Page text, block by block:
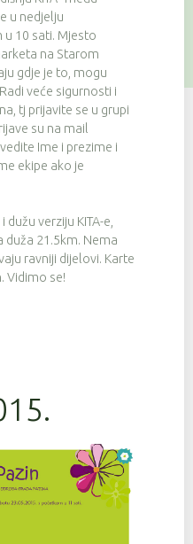
u nedjelju
u 10 sati. Mjesto
na Starom
gdje je to, mogu
veće sigurnosti i
tj prijavite se u grupi
su na mail
Ime i prezime i
ekipe ako je
verziju KITA-e,
duža 21.5km. Nema
ravniji dijelovi. Karte
Vidimo se!